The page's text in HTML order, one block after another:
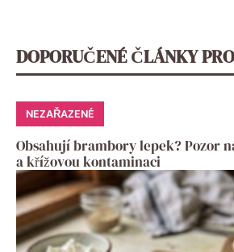
DOPORUČENÉ ČLÁNKY
NEZAŘAZENÉ
Obsahují brambory lepek? Pozor
a křížovou kontaminaci